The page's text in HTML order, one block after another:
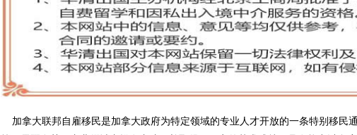
加拿大联邦自雇移民是加拿大政府为特定领域的专业人才开放的一条特别移民